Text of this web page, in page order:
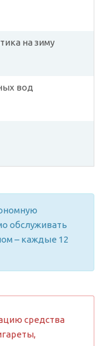
на зиму
вод
обслуживать
– каждые 12
средства